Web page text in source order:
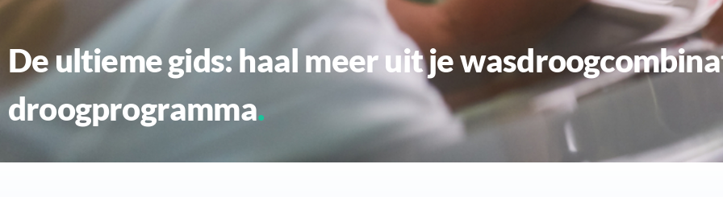
De ultieme gids: haal meer uit je wasdroogcombinatie met het losse
droogprogramma